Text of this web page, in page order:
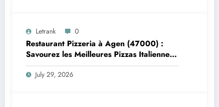
Letrank 0
Restaurant Pizzeria à Agen (47000) :
Savourez les Meilleures Pizzas Italiennes
chez Trattoria Pasta Pizza Brax
July 29, 2026